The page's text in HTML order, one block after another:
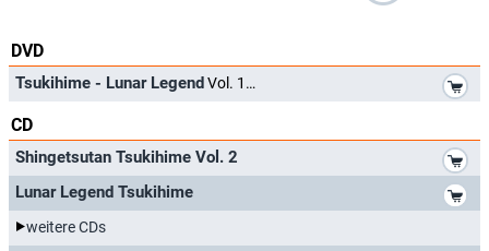
DVD
Tsukihime - Lunar LegendVol. 1
CD
Shingetsutan Tsukihime Vol. 2
Lunar Legend Tsukihime
weitere CDs